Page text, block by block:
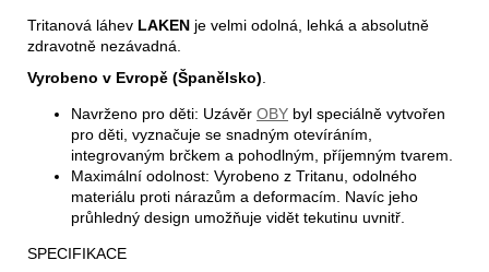
Tritanová láhev LAKEN je velmi odolná, lehká a absolutně
zdravotně nezávadná.
Vyrobeno v Evropě (Španělsko)
Navrženo pro děti: Uzávěr OBY byl speciálně vytvořen
pro děti, vyznačuje se snadným otevíráním,
integrovaným brčkem a pohodlným, příjemným tvarem.
Maximální odolnost: Vyrobeno z Tritanu, odolného
materiálu proti nárazům a deformacím. Navíc jeho
průhledný design umožňuje vidět tekutinu uvnitř.
SPECIFIKACE
25
BĚŽECKÉ
BOTY
BLUE
Původně:
Kč